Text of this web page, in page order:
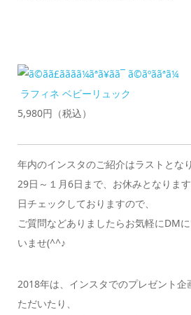
ラフィネ ベビーリュック
5,980円（税込）
年内のインスタのご紹介はラストとな
29日～１月6日まで、お休みとなりま
日チェックしておりますので、
ご質問などありましたらお気軽にDM
いませ(^^♪
2018年は、インスタでのプレゼント
ただいたり、